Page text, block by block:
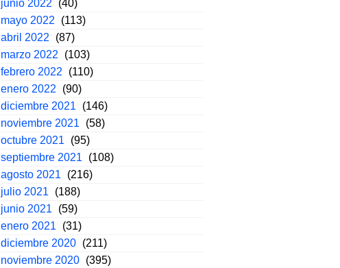
junio 2022
(40)
mayo 2022
(113)
abril 2022
(87)
marzo 2022
(103)
febrero 2022
(110)
enero 2022
(90)
diciembre 2021
(146)
noviembre 2021
(58)
octubre 2021
(95)
septiembre 2021
(108)
agosto 2021
(216)
julio 2021
(188)
junio 2021
(59)
enero 2021
(31)
diciembre 2020 (211)
noviembre 2020 (395)